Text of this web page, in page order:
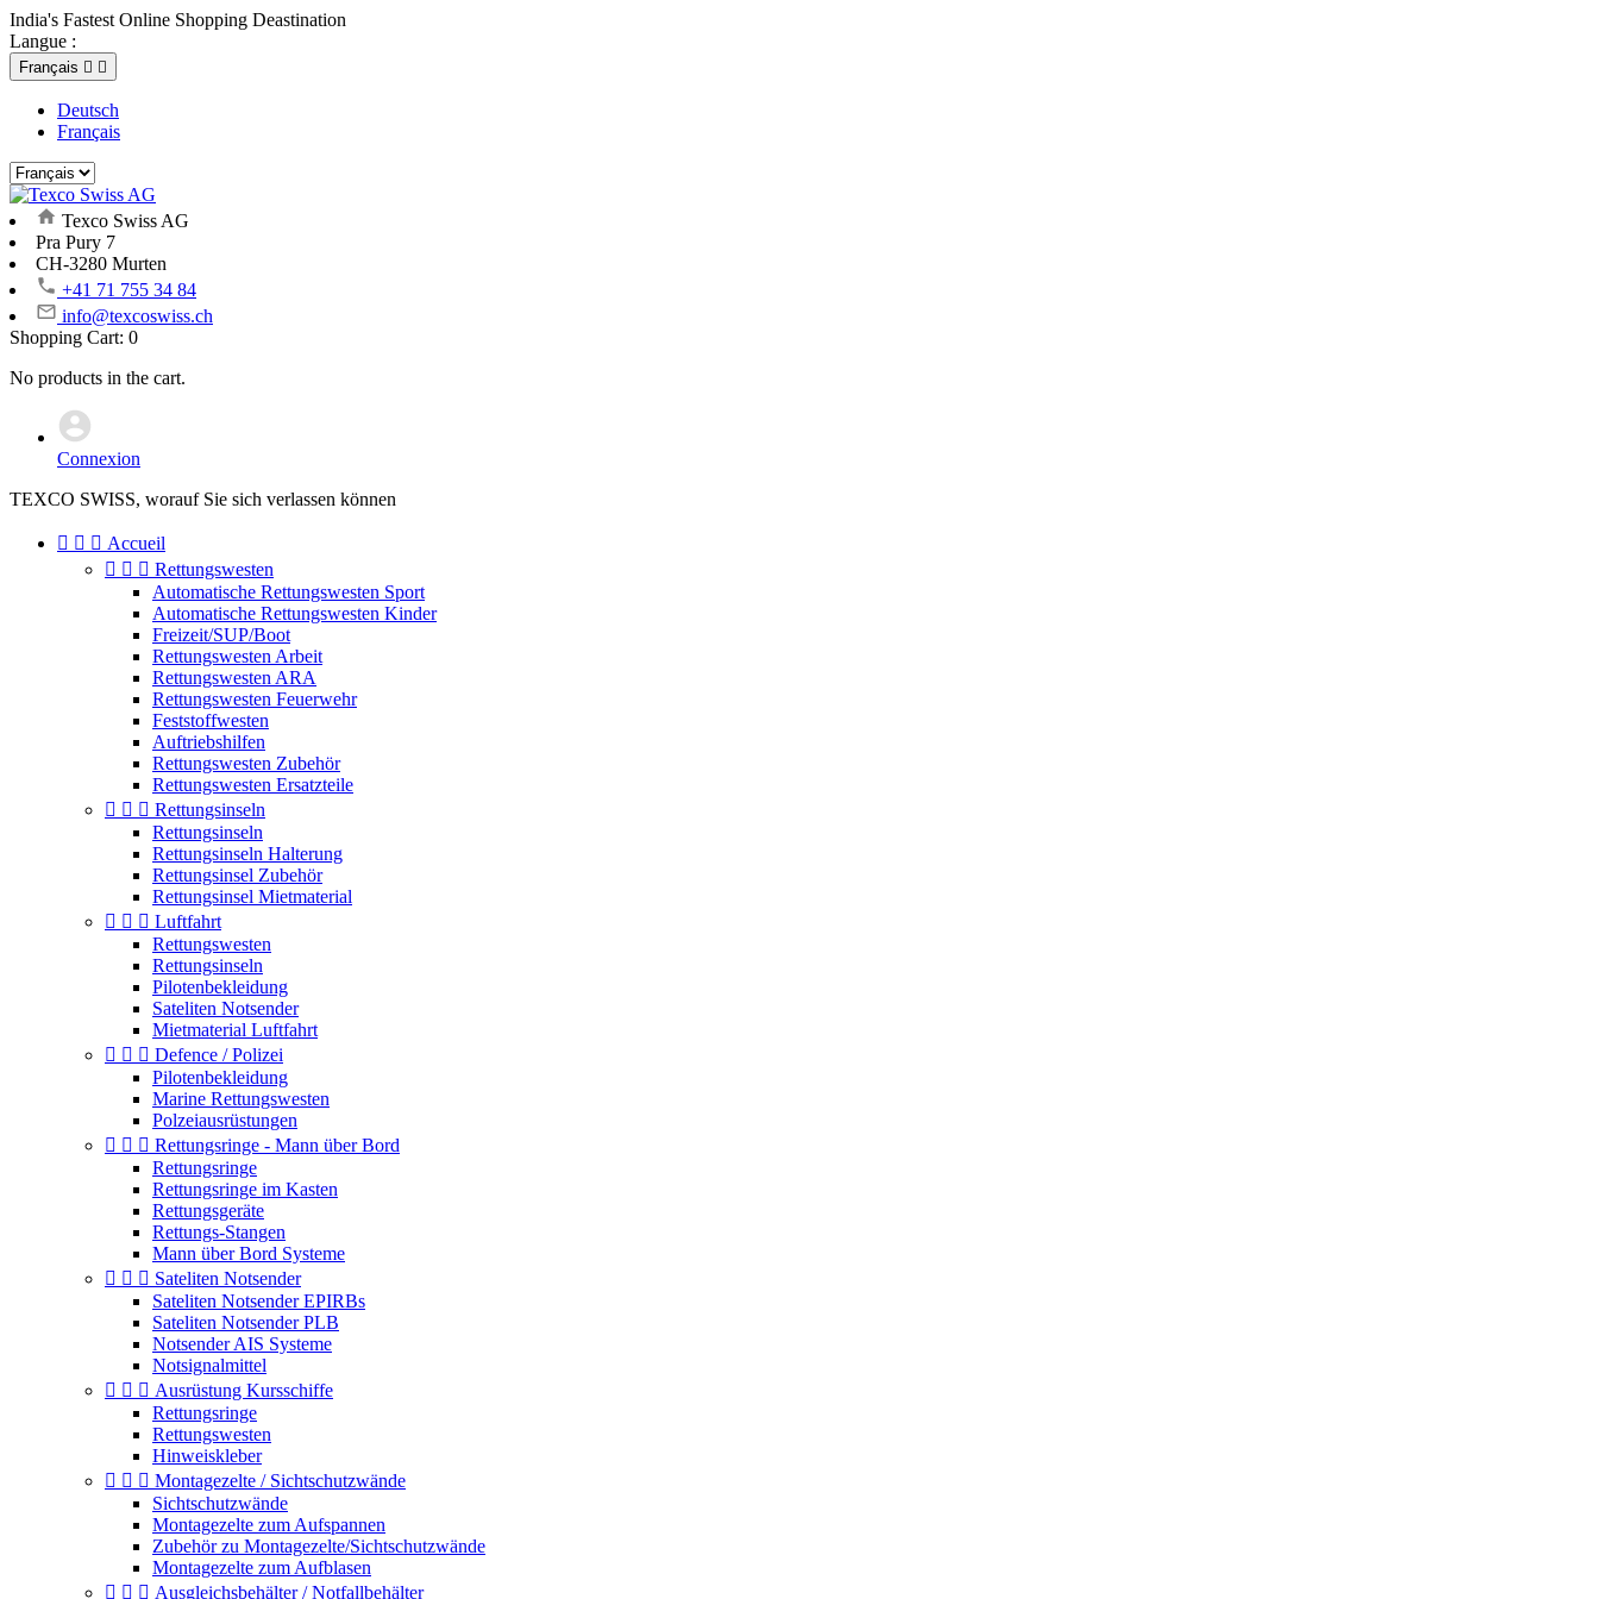
India's Fastest Online Shopping Deastination
Langue :
Français  
Deutsch
Français
Texco Swiss AG
Pra Pury 7
CH-3280 Murten
+41 71 755 34 84
info@texcoswiss.ch
Shopping Cart: 0
No products in the cart.
Connexion
TEXCO SWISS, worauf Sie sich verlassen können
   Accueil
   Rettungswesten
Automatische Rettungswesten Sport
Automatische Rettungswesten Kinder
Freizeit/SUP/Boot
Rettungswesten Arbeit
Rettungswesten ARA
Rettungswesten Feuerwehr
Feststoffwesten
Auftriebshilfen
Rettungswesten Zubehör
Rettungswesten Ersatzteile
   Rettungsinseln
Rettungsinseln
Rettungsinseln Halterung
Rettungsinsel Zubehör
Rettungsinsel Mietmaterial
   Luftfahrt
Rettungswesten
Rettungsinseln
Pilotenbekleidung
Sateliten Notsender
Mietmaterial Luftfahrt
   Defence / Polizei
Pilotenbekleidung
Marine Rettungswesten
Polzeiausrüstungen
   Rettungsringe - Mann über Bord
Rettungsringe
Rettungsringe im Kasten
Rettungsgeräte
Rettungs-Stangen
Mann über Bord Systeme
   Sateliten Notsender
Sateliten Notsender EPIRBs
Sateliten Notsender PLB
Notsender AIS Systeme
Notsignalmittel
   Ausrüstung Kursschiffe
Rettungsringe
Rettungswesten
Hinweiskleber
   Montagezelte / Sichtschutzwände
Sichtschutzwände
Montagezelte zum Aufspannen
Zubehör zu Montagezelte/Sichtschutzwände
Montagezelte zum Aufblasen
   Ausgleichsbehälter / Notfallbehälter